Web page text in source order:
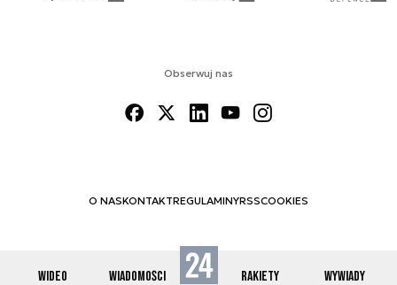
WIDEO WIADOMOŚCI RAKIETY WYWIADY
Obserwuj nas
O NASKONTAKTREGULAMINYRSSCOOKIES
© 2012-2026 SPACE24